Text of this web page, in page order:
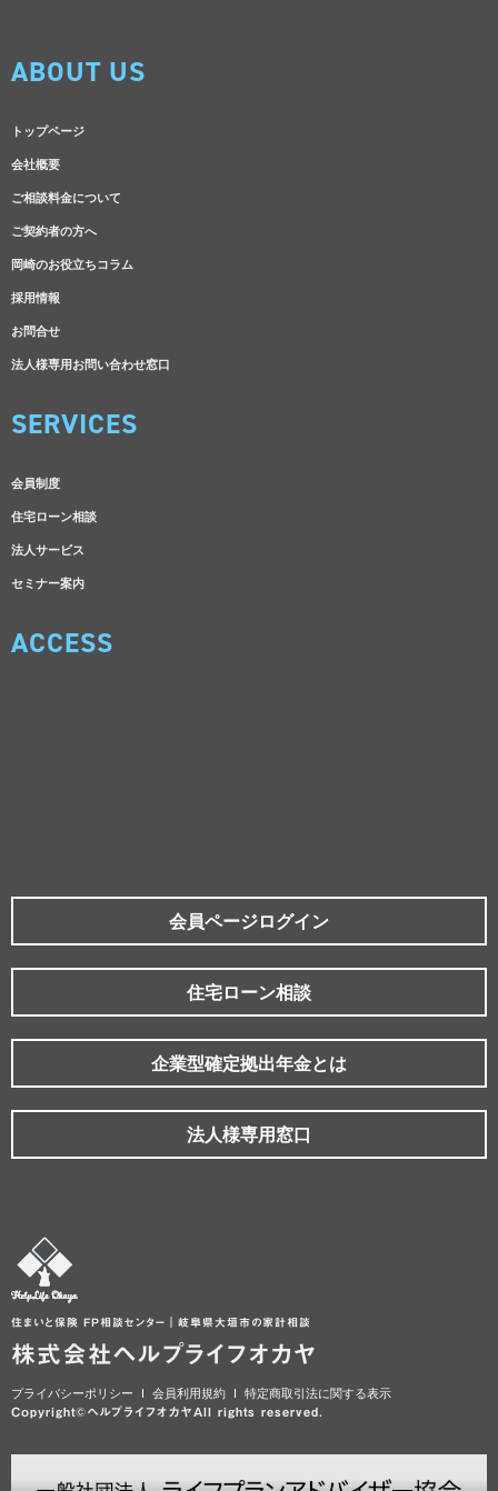
ABOUT US
トップページ
会社概要
ご相談料金について
ご契約者の方へ
岡崎のお役立ちコラム
採用情報
お問合せ
法人様専用お問い合わせ窓口
SERVICES
会員制度
住宅ローン相談
法人サービス
セミナー案内
ACCESS
会員ページログイン
住宅ローン相談
企業型確定拠出年金とは
法人様専用窓口
住まいと保険 FP相談センター｜岐阜県大垣市の家計相談
株式会社ヘルプライフオカヤ
プライバシーポリシー 会員利用規約 特定商取引法に関する表示
Copyright©ヘルプライフオカヤAll rights reserved.